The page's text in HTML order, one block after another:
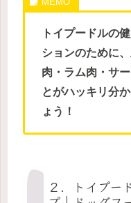
トイプードルの
ションのために
肉・ラム肉・サ
とがハッキリ分
ょう！
２．トイプー